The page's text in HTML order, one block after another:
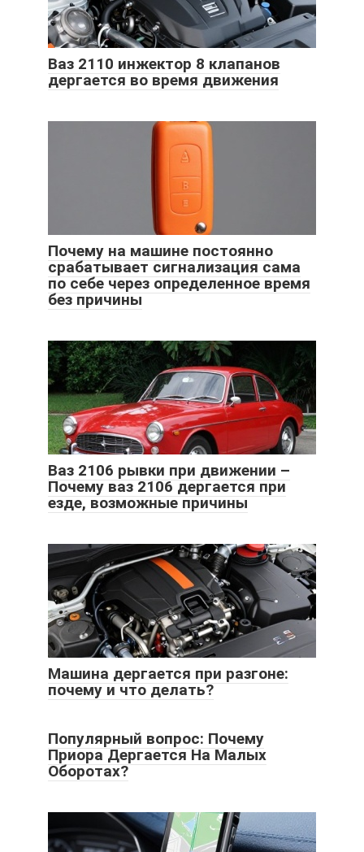
Ваз 2110 инжектор 8 клапанов
дергается во время движения
Почему на машине постоянно
срабатывает сигнализация сама
по себе через определенное время
без причины
Ваз 2106 рывки при движении –
Почему ваз 2106 дергается при
езде, возможные причины
Машина дергается при разгоне:
почему и что делать?
Популярный вопрос: Почему
Приора Дергается На Малых
Оборотах?